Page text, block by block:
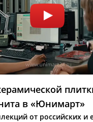
в «Юнимарт»
от российских и